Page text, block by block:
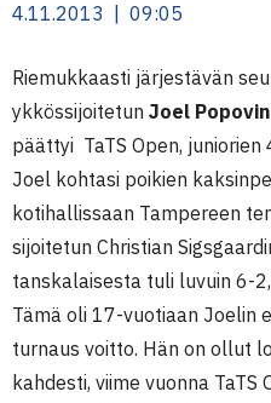
4.11.2013 | 09:05
Riemukkaasti järjestävän
ykkössijoitetun Joel Popovin
päättyi TaTS Open,
Joel kohtasi poikien
kotihallissaan Tampereen
sijoitetun Christian
tanskalaisesta tuli luvuin 6-
Tämä oli 17-vuotiaan Joelin
turnaus voitto. Hän on ollut
kahdesti, viime vuonna TaTS